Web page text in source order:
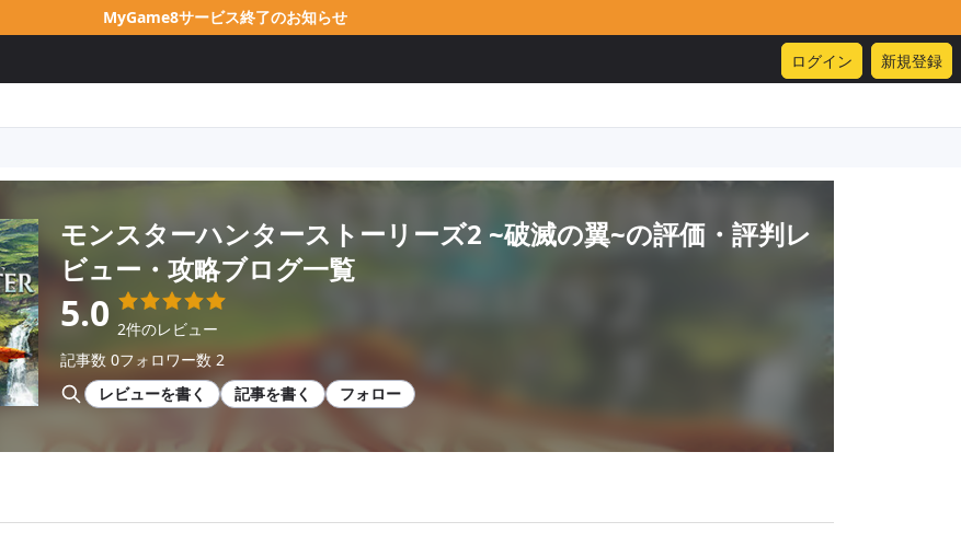
MyGame8サービス終了のお知らせ
ログイン 新規登録
モンスターハンターストーリーズ2 ~破滅の翼~の評価・評判レ
ビュー・攻略ブログ一覧
5.0 2件のレビュー
記事数 0フォロワー数 2
レビューを書く
記事を書く フォロー